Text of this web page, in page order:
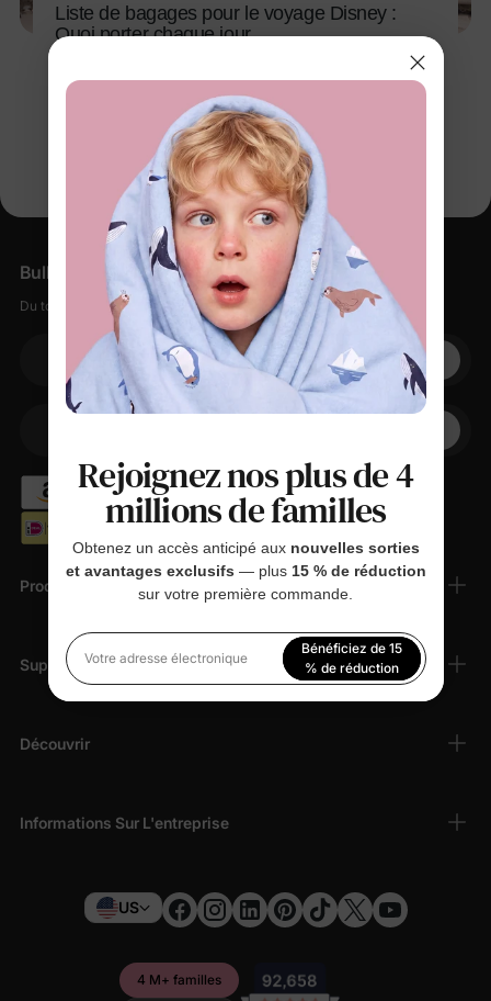
Liste de bagages pour le voyage Disney :
Quoi porter chaque jour
Produits
Support Client
Découvrir
Informations Sur L'entreprise
Bulletin d'information
Du tout doux, des petites remises, zéro spam.
Votre adresse électronique
US
4 M+ familles
Rejoignez nos plus de 4
millions de familles
Obtenez un accès anticipé aux nouvelles sorties
et avantages exclusifs — plus 15 % de réduction
sur votre première commande.
Votre adresse électronique
Bénéficiez de 15
% de réduction